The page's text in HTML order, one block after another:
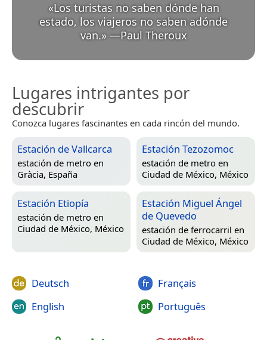
«Los turistas no saben dónde han
estado, los viajeros no saben adónde
van.» —Paul Theroux
Lugares intrigantes por
descubrir
Conozca lugares fascinantes en cada rincón del mundo.
Estación de Vallcarca
estación de metro en
Gràcia, España
Estación Tezozomoc
estación de metro en
Ciudad de México, México
Estación Etiopía
estación de metro en
Ciudad de México, México
Estación Miguel Ángel
de Quevedo
estación de ferrocarril en
Ciudad de México, México
Deutsch
English
Français
Português